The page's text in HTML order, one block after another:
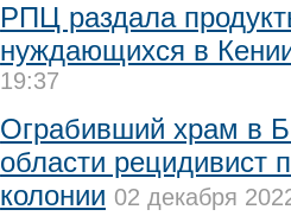
РПЦ раздала
нуждающихся в
19:37
Ограбивший храм в
области рецидивист
колонии 02 декабря